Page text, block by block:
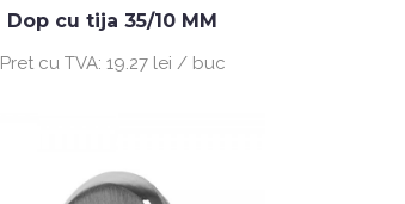
Dop cu tija 35/10 MM
Pret cu TVA: 19.27 lei / buc